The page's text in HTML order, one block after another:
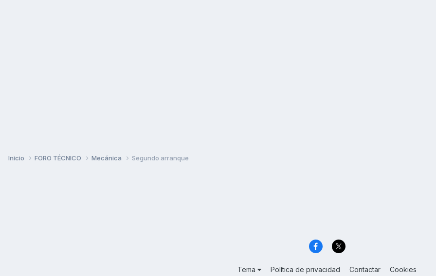
Inicio FORO TÉCNICO Mecánica Segundo arranque
Tema Política de privacidad Contactar Cookies